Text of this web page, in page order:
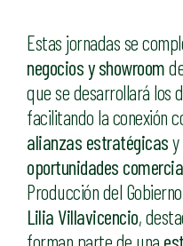
Estas jornadas se
negocios y showroom
que se desarrollará los
facilitando la conexión
alianzas estratégicas
oportunidades
Producción del
Lilia Villavicencio,